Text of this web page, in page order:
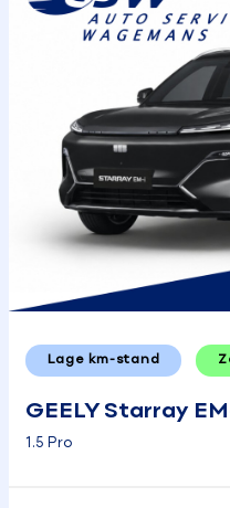
Lage km-stand
GEELY Starray
1.5 Pro